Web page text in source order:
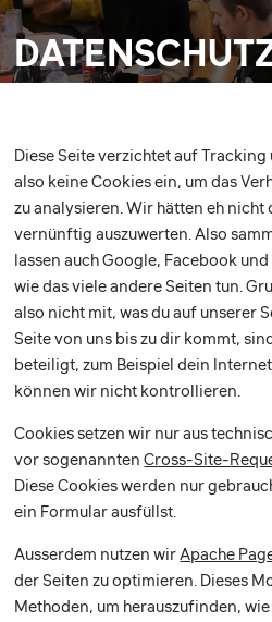
Diese Seite verzichtet auf
also keine Cookies ein, um das
zu analysieren. Wir hätten eh nicht
vernünftig auszuwerten. Also
lassen auch Google, Facebook
wie das viele andere Seiten tun.
also nicht mit, was du auf unserer
Seite von uns bis zu dir kommt,
beteiligt, zum Beispiel dein
können wir nicht kontrollieren.
Cookies setzen wir nur aus
vor sogenanntenCross-Site-
Diese Cookies werden nur
ein Formular ausfüllst.
Ausserdem nutzen wir Apache
der Seiten zu optimieren. Dieses
Methoden, um herauszufinden,